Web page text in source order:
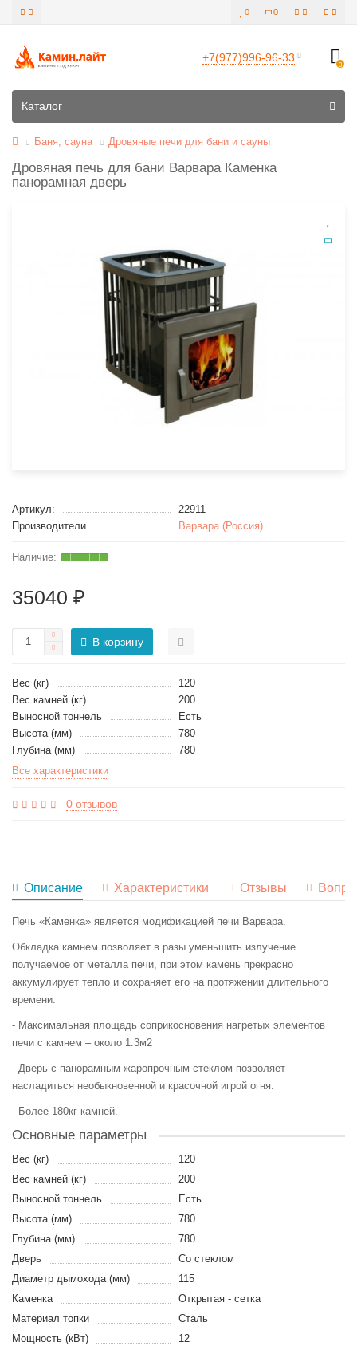
0
0
+7(977)996-96-33
0
Каталог
Баня, сауна Дровяные печи для бани и сауны
Дровяная печь для бани Варвара Каменка
панорамная дверь
Артикул:
22911
Производители
Варвара (Россия)
35040 ₽
В корзину
Вес (кг)
120
Вес камней (кг)
200
Выносной тоннель
Есть
Высота (мм)
780
Глубина (мм)
780
Все характеристики
0 отзывов
Описание Характеристики Отзывы
Печь «Каменка» является модификацией печи Варвара.
Обкладка камнем позволяет в разы уменьшить излучение
получаемое от металла печи, при этом камень прекрасно
аккумулирует тепло и сохраняет его на протяжении длительного
времени.
- Максимальная площадь соприкосновения нагретых элементов
печи с камнем – около 1.3м2
- Дверь с панорамным жаропрочным стеклом позволяет
насладиться необыкновенной и красочной игрой огня.
- Более 180кг камней.
Основные параметры
Вес (кг)
120
Вес камней (кг)
200
Выносной тоннель
Есть
Высота (мм)
780
Глубина (мм)
780
Дверь
Со стеклом
Диаметр дымохода (мм)
115
Каменка
Открытая - сетка
Материал топки
Сталь
Мощность (кВт)
12